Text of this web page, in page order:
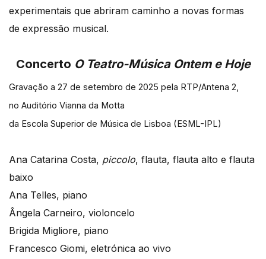
experimentais que abriram caminho a novas formas
de expressão musical.
Concerto O Teatro-Música Ontem e Hoje
Gravação a 27 de setembro de 2025 pela RTP/Antena 2,
no Auditório Vianna da Motta
da Escola Superior de Música de Lisboa (ESML-IPL)
Ana Catarina Costa, piccolo, flauta, flauta alto e flauta
baixo
Ana Telles, piano
Ângela Carneiro, violoncelo
Brigida Migliore, piano
Francesco Giomi, eletrónica ao vivo